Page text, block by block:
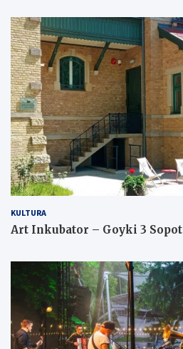
KULTURA
Art Inkubator – Goyki 3 Sopot